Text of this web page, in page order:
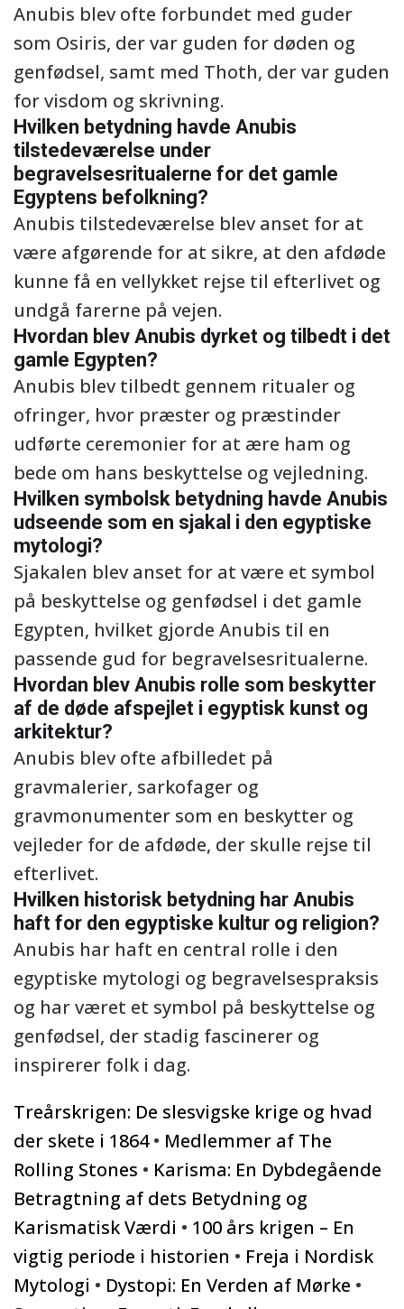
Anubis blev ofte forbundet med guder
som Osiris, der var guden for døden og
genfødsel, samt med Thoth, der var guden
for visdom og skrivning.
Hvilken betydning havde Anubis
tilstedeværelse under
begravelsesritualerne for det gamle
Egyptens befolkning?
Anubis tilstedeværelse blev anset for at
være afgørende for at sikre, at den afdøde
kunne få en vellykket rejse til efterlivet og
undgå farerne på vejen.
Hvordan blev Anubis dyrket og tilbedt i det
gamle Egypten?
Anubis blev tilbedt gennem ritualer og
ofringer, hvor præster og præstinder
udførte ceremonier for at ære ham og
bede om hans beskyttelse og vejledning.
Hvilken symbolsk betydning havde Anubis
udseende som en sjakal i den egyptiske
mytologi?
Sjakalen blev anset for at være et symbol
på beskyttelse og genfødsel i det gamle
Egypten, hvilket gjorde Anubis til en
passende gud for begravelsesritualerne.
Hvordan blev Anubis rolle som beskytter
af de døde afspejlet i egyptisk kunst og
arkitektur?
Anubis blev ofte afbilledet på
gravmalerier, sarkofager og
gravmonumenter som en beskytter og
vejleder for de afdøde, der skulle rejse til
efterlivet.
Hvilken historisk betydning har Anubis
haft for den egyptiske kultur og religion?
Anubis har haft en central rolle i den
egyptiske mytologi og begravelsespraksis
og har været et symbol på beskyttelse og
genfødsel, der stadig fascinerer og
inspirerer folk i dag.
Treårskrigen: De slesvigske krige og hvad
der skete i 1864• Medlemmer af The
Rolling Stones • Karisma: En Dybdegående
Betragtning af dets Betydning og
Karismatisk Værdi • 100 års krigen – En
vigtig periode i historien • Freja i Nordisk
Mytologi • Dystopi: En Verden af Mørke •